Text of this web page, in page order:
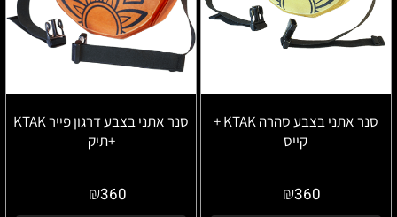
סנר אתני בצבע סהרה KTAK +
קייס
₪360
סנר אתני בצבע דרגון פייר KTAK
+תיק
₪360